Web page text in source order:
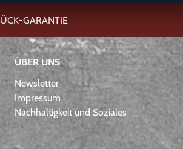
GARANTIE
ÜBER UNS
Newsletter
Impressum
Nachhaltigkeit und Soziales